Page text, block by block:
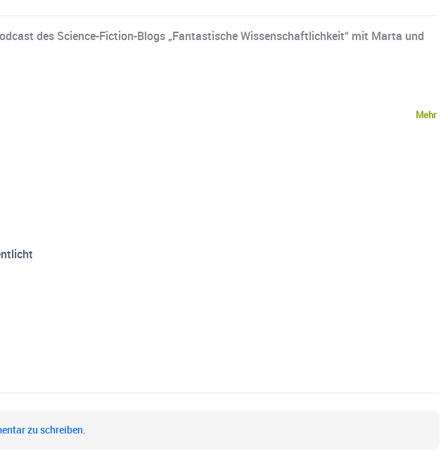
des Science-Fiction-Blogs „Fantastische Wissenschaftlichkeit“ mit Marta und
Mehr
zu schreiben.